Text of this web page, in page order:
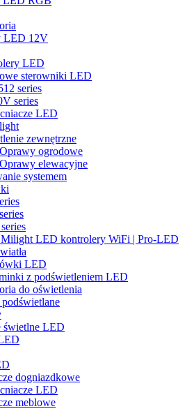
LED 12V
LED
sterowniki LED
series
series
LED
zewnętrzne
Oprawy ogrodowe
Oprawy elewacyjne
systemem
LED kontrolery WiFi | Pro-LED
LED
z podświetleniem LED
do oświetlenia
świetlne LED
dogniazdkowe
LED
meblowe